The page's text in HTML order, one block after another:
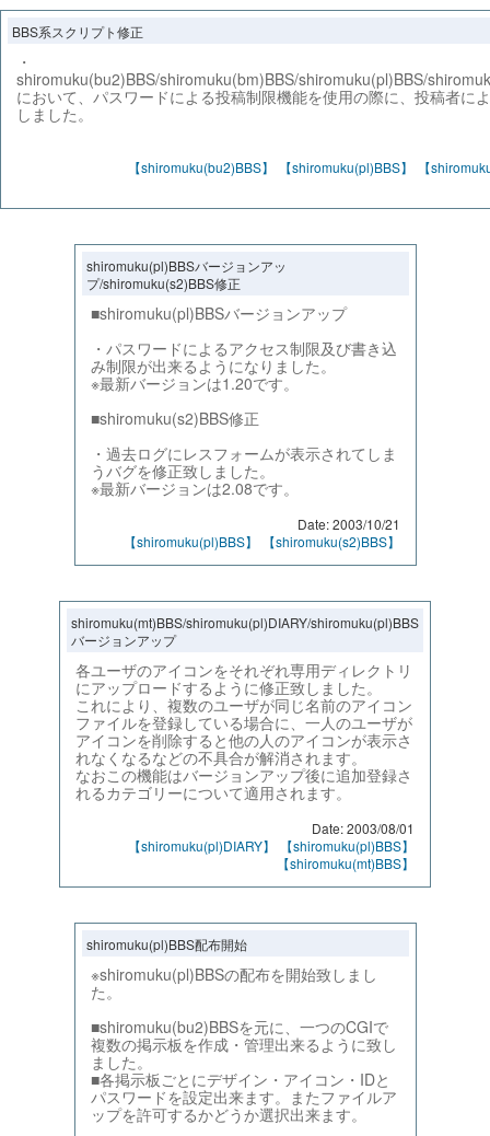
BBS系スクリプト修正
・
shiromuku(bu2)BBS/shiromuku(bm)BBS/shiromuku(pl)BBS/
において、パスワードによる投稿制限機能を使用の際に、投稿者に
しました。
【shiromuku(bu2)BBS】 【shiromuku(pl)BBS】 【
shiromuku(pl)BBSバージョンアッ
プ/shiromuku(s2)BBS修正
■shiromuku(pl)BBSバージョンアップ
・パスワードによるアクセス制限及び書き込
み制限が出来るようになりました。
※最新バージョンは1.20です。
■shiromuku(s2)BBS修正
・過去ログにレスフォームが表示されてしま
うバグを修正致しました。
※最新バージョンは2.08です。
Date: 2003/10/21
【shiromuku(pl)BBS】
【shiromuku(s2)BBS】
shiromuku(mt)BBS/shiromuku(pl)DIARY/shiromuku(pl)BBS
バージョンアップ
各ユーザのアイコンをそれぞれ専用ディレクトリ
にアップロードするように修正致しました。
これにより、複数のユーザが同じ名前のアイコン
ファイルを登録している場合に、一人のユーザが
アイコンを削除すると他の人のアイコンが表示さ
れなくなるなどの不具合が解消されます。
なおこの機能はバージョンアップ後に追加登録さ
れるカテゴリーについて適用されます。
Date: 2003/08/01
【shiromuku(pl)DIARY】
【shiromuku(pl)BBS】
【shiromuku(mt)BBS】
shiromuku(pl)BBS配布開始
※shiromuku(pl)BBSの配布を開始致しまし
た。
■shiromuku(bu2)BBSを元に、一つのCGIで
複数の掲示板を作成・管理出来るように致し
ました。
■各掲示板ごとにデザイン・アイコン・IDと
パスワードを設定出来ます。またファイルア
ップを許可するかどうか選択出来ます。